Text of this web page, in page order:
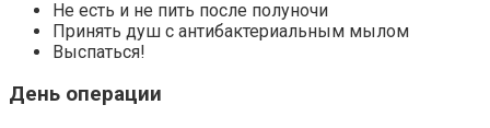
Не есть и не пить после полуночи
Принять душ с антибактериальным мылом
Выспаться!
День операции